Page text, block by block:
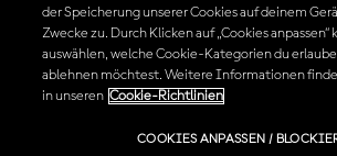
Die offizielle MotoGP™ App
© 2026 MotoGP Sports Entertainment Group.
der Speicherung unserer Cookies auf deinem
Zwecke zu. Durch Klicken auf „Cookies anpassen“
auswählen, welche Cookie-Kategorien du
ablehnen möchtest. Weitere Informationen
in unseren Cookie-Richtlinien
COOKIES ANPASSEN /